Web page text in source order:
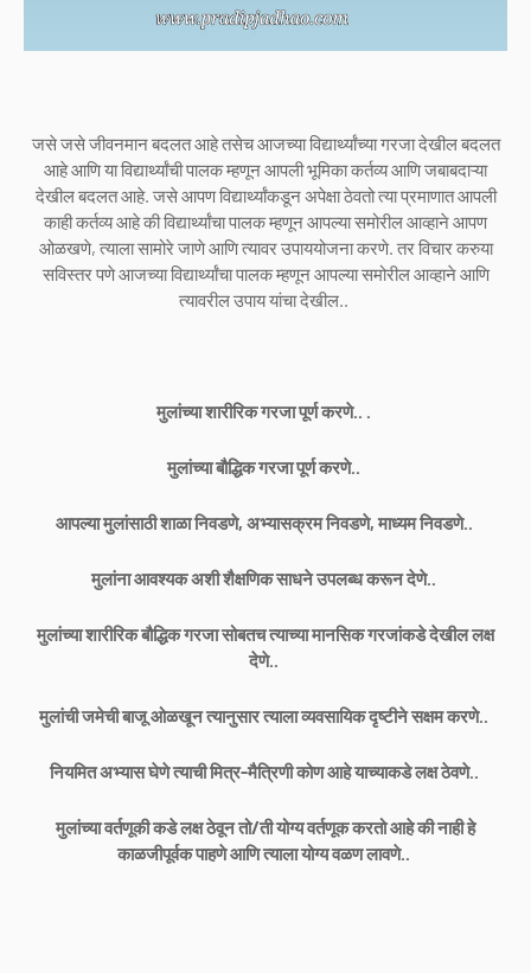
जसे जसे जीवनमान बदलत आहे तसेच आजच्या विद्यार्थ्यांच्या गरजा देखील बदलत
आहे आणि या विद्यार्थ्यांची पालक म्हणून आपली भूमिका कर्तव्य आणि जबाबदाऱ्या
देखील बदलत आहे. जसे आपण विद्यार्थ्यांकडून अपेक्षा ठेवतो त्या प्रमाणात आपली
काही कर्तव्य आहे की विद्यार्थ्यांचा पालक म्हणून आपल्या समोरील आव्हाने आपण
ओळखणे, त्याला सामोरे जाणे आणि त्यावर उपाययोजना करणे. तर विचार करुया
सविस्तर पणे आजच्या विद्यार्थ्यांचा पालक म्हणून आपल्या समोरील आव्हाने आणि
त्यावरील उपाय यांचा देखील..
मुलांच्या शारीरिक गरजा पूर्ण करणे.. .
मुलांच्या बौद्धिक गरजा पूर्ण करणे..
आपल्या मुलांसाठी शाळा निवडणे, अभ्यासक्रम निवडणे, माध्यम निवडणे..
मुलांना आवश्यक अशी शैक्षणिक साधने उपलब्ध करून देणे..
मुलांच्या शारीरिक बौद्धिक गरजा सोबतच त्याच्या मानसिक गरजांकडे देखील लक्ष
देणे..
मुलांची जमेची बाजू ओळखून त्यानुसार त्याला व्यवसायिक दृष्टीने सक्षम करणे..
नियमित अभ्यास घेणे त्याची मित्र-मैत्रिणी कोण आहे याच्याकडे लक्ष ठेवणे..
मुलांच्या वर्तणूकी कडे लक्ष ठेवून तो/ती योग्य वर्तणूक करतो आहे की नाही हे
काळजीपूर्वक पाहणे आणि त्याला योग्य वळण लावणे..